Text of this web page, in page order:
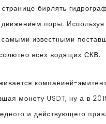
бирлять
поры.
известными
всех водящих СКВ.
компанией-
монету USDT, ну а в
и действующего